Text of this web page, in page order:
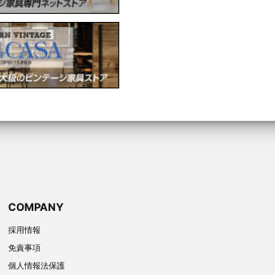
COMPANY
採用情報
免責事項
個人情報法保護